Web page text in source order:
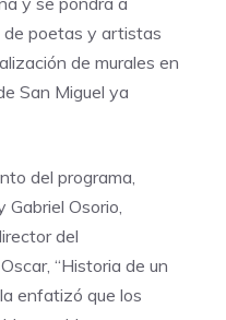
de poetas y artistas
de murales en
San Miguel ya
del programa,
Osorio,
del
“Historia de un
enfatizó que los